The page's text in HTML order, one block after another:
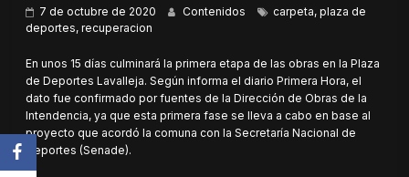
7 de octubre de 2020 Contenidos carpeta,plaza de
deportes,recuperacion
En unos 15 días culminará la primera etapa de las obras en la Plaza
de Deportes Lavalleja. Según informa el diario Primera Hora, el
dato fue confirmado por fuentes de la Dirección de Obras de la
Intendencia, ya que esta primera fase se lleva a cabo en base al
proyecto que acordó la comuna con la Secretaría Nacional de
Deportes (Senade).